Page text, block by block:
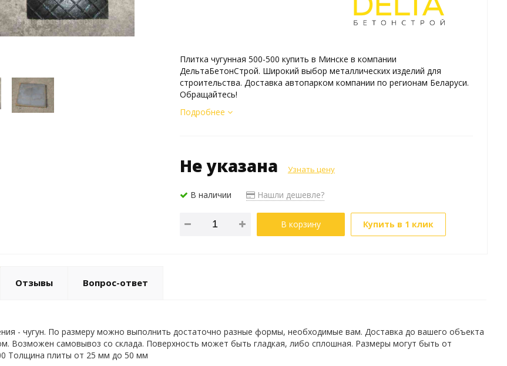
Плитка чугунная 500-500 купить в Минске в компании
ДельтаБетонСтрой. Широкий выбор металлических изделий для
строительства. Доставка автопарком компании по регионам Беларуси.
Обращайтесь!
Подробнее
Не указана Узнать цену
В наличии Нашли дешевле?
В корзину Купить в 1 клик
Отзывы Вопрос-ответ
- чугун. По размеру можно выполнить достаточно разные формы, необходимые вам. Доставка до вашего объекта
Возможен самовывоз со склада. Поверхность может быть гладкая, либо сплошная. Размеры могут быть от
Толщина плиты от 25 мм до 50 мм